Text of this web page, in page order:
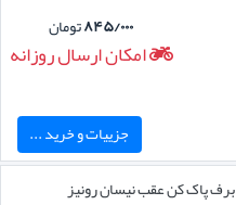
۸۴۵/۰۰۰تومان
امکان ارسال روزانه
جزییات و خرید ...
برف پاک کن عقب نیسان رونیز